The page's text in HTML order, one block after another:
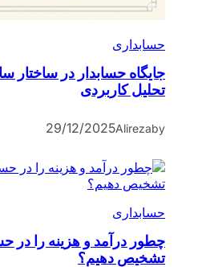
حسابداری
جایگاه حسابدار در ساختار
تحلیل کاربردی
by
Alireza
29/12/2025
حسابداری
چطور درآمد و هزینه را در
تشخیص دهیم؟